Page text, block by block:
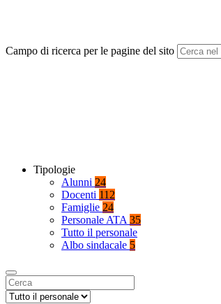
Campo di ricerca per le pagine del sito
Tipologie
Alunni 24
Docenti 112
Famiglie 24
Personale ATA 35
Tutto il personale
Albo sindacale 5